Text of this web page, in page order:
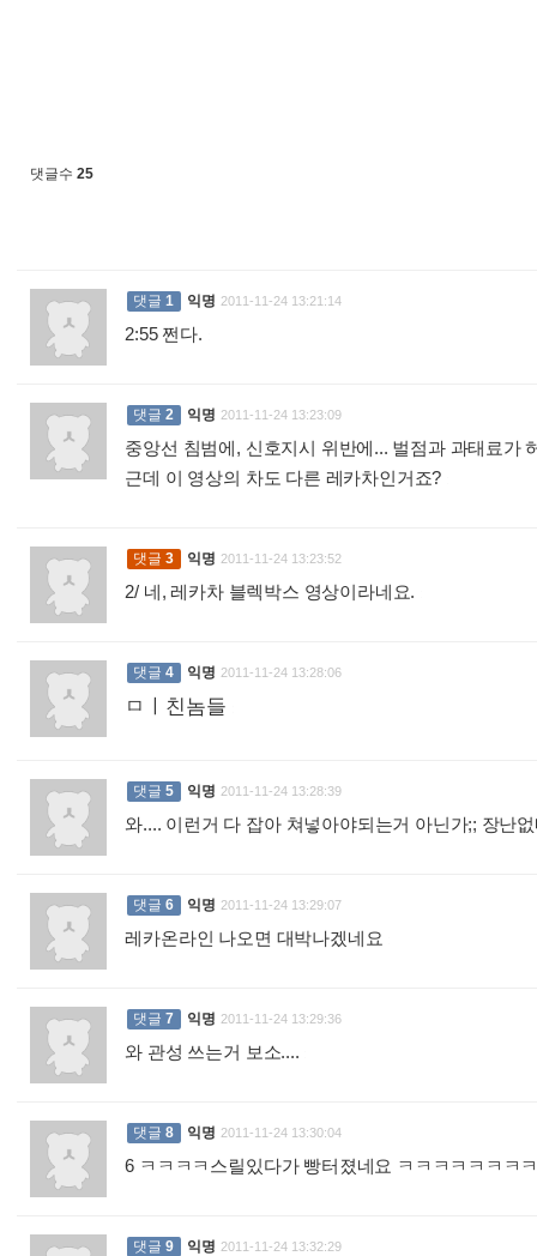
댓글수 25
댓글 1 익명 2011-11-24 13:21:14
2:55 쩐다.
댓글 2 익명 2011-11-24 13:23:09
중앙선 침범에, 신호지시 위반에... 벌점과 과태료가
근데 이 영상의 차도 다른 레카차인거죠?
댓글 3 익명 2011-11-24 13:23:52
2/ 네, 레카차 블렉박스 영상이라네요.
댓글 4 익명 2011-11-24 13:28:06
ㅁㅣ친놈들
댓글 5 익명 2011-11-24 13:28:39
와.... 이런거 다 잡아 쳐넣아야되는거 아닌가;; 장난
댓글 6 익명 2011-11-24 13:29:07
레카온라인 나오면 대박나겠네요
댓글 7 익명 2011-11-24 13:29:36
와 관성 쓰는거 보소....
댓글 8 익명 2011-11-24 13:30:04
6 ㅋㅋㅋㅋ스릴있다가 빵터졌네요 ㅋㅋㅋㅋㅋㅋㅋ
댓글 9 익명 2011-11-24 13:32:29